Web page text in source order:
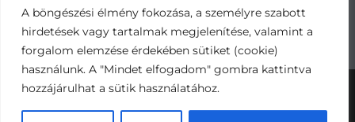
A böngészési élmény fokozása, a személyre szabott
hirdetések vagy tartalmak megjelenítése, valamint a
forgalom elemzése érdekében sütiket (cookie)
használunk. A "Mindet elfogadom" gombra kattintva
hozzájárulhat a sütik használatához.
Központi telefonszám:+36 66 244-244
E-mail: titkarsag@lokoshaza.hu
Hivatali Kapu: JZO28
Adatvédelemi nyilatkozat•
tájékoztató•Impresszum